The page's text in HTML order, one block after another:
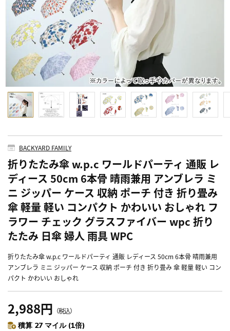
BACKYARD FAMILY
折りたたみ傘 w.p.c ワールドパーティ 通販 レ
ディース 50cm 6本骨 晴雨兼用 アンブレラ ミ
ニ ジッパー ケース 収納 ポーチ 付き 折り畳み
傘 軽量 軽い コンパクト かわいい おしゃれ フ
ラワー チェック グラスファイバー wpc 折り
たたみ 日傘 婦人 雨具 WPC
折りたたみ傘 w.p.c ワールドパーティ 通販 レディース 50cm 6本骨 晴雨兼用
アンブレラ ミニ ジッパー ケース 収納 ポーチ 付き 折り畳み 傘 軽量 軽い コン
パクト かわいい おしゃれ
2,988円 （税込）
積算 27 マイル (1倍)